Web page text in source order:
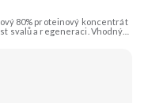
80% proteinový koncentrát
svalů a regeneraci. Vhodný